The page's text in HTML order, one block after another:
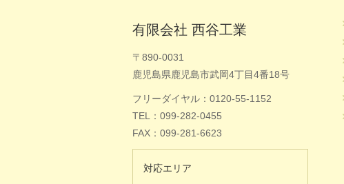
有限会社 西谷工業
〒890-0031
鹿児島県鹿児島市武岡4丁目4番18号
フリーダイヤル：0120-55-1152
TEL：099-282-0455
FAX：099-281-6623
対応エリア